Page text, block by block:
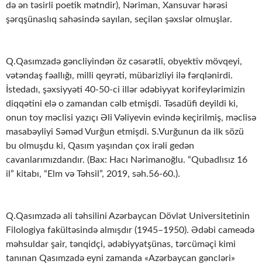
də ən təsirli poetik mətndir), Nəriman, Xansuvar hərəsi
şərqşünaslıq sahəsində sayılan, seçilən şəxslər olmuşlar.
Q.Qasımzadə gəncliyindən öz cəsarətli, obyektiv mövqeyi,
vətəndaş fəallığı, milli qeyrəti, mübarizliyi ilə fərqlənirdi.
İstedadı, şəxsiyyəti 40-50-ci illər ədəbiyyat korifeylərimizin
diqqətini elə o zamandan cəlb etmişdi. Təsadüfi deyildi ki,
onun toy məclisi yazıçı Əli Vəliyevin evində keçirilmiş, məclisə
masabəyliyi Səməd Vurğun etmişdi. S.Vurğunun da ilk sözü
bu olmuşdu ki, Qasım yaşından çox irəli gedən
cavanlarımızdandır. (Bax: Hacı Nərimanoğlu. “Qubadlısız 16
il” kitabı, “Elm və Təhsil”, 2019, səh.56-60.).
Q.Qasımzadə ali təhsilini Azərbaycan Dövlət Universitetinin
Filologiya fakültəsində almışdır (1945–1950). Ədəbi cameədə
məhsuldar şair, tənqidçi, ədəbiyyatşünas, tərcüməçi kimi
tanınan Qasımzadə eyni zamanda «Azərbaycan gəncləri»